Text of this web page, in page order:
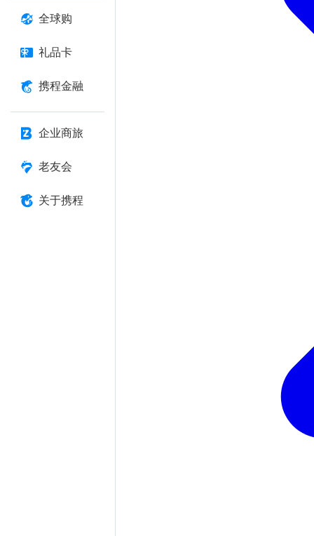
全球购
礼品卡
携程金融
企业商旅
老友会
关于携程